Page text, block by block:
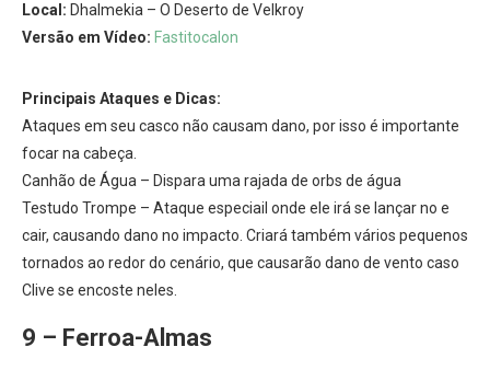
Local: Dhalmekia – O Deserto de Velkroy
Versão em Vídeo: Fastitocalon
Principais Ataques e Dicas:
Ataques em seu casco não causam dano, por isso é importante
focar na cabeça.
Canhão de Água – Dispara uma rajada de orbs de água
Testudo Trompe – Ataque especiail onde ele irá se lançar no e
cair, causando dano no impacto. Criará também vários pequenos
tornados ao redor do cenário, que causarão dano de vento caso
Clive se encoste neles.
9 – Ferroa-Almas